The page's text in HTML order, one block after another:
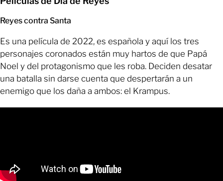
Reyes contra Santa
Es una película de 2022, es española y aquí los tres
personajes coronados están muy hartos de que Papá
Noel y del protagonismo que les roba. Deciden desatar
una batalla sin darse cuenta que despertarán a un
enemigo que los daña a ambos: el Krampus.